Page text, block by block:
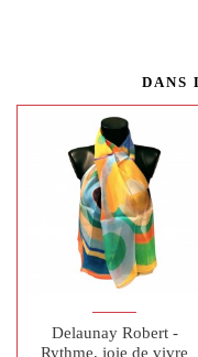
DANS
Delaunay Robert -
Rythme, joie de vivre